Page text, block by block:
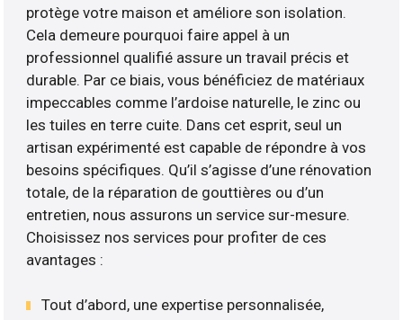
protège votre maison et améliore son isolation.
Cela demeure pourquoi faire appel à un
professionnel qualifié assure un travail précis et
durable. Par ce biais, vous bénéficiez de matériaux
impeccables comme l’ardoise naturelle, le zinc ou
les tuiles en terre cuite. Dans cet esprit, seul un
artisan expérimenté est capable de répondre à vos
besoins spécifiques. Qu’il s’agisse d’une rénovation
totale, de la réparation de gouttières ou d’un
entretien, nous assurons un service sur-mesure.
Choisissez nos services pour profiter de ces
avantages :
Tout d’abord, une expertise personnalisée,